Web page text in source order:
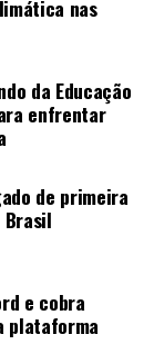
, o
para uma
e
mais
televisão
profissionais
aspectos mais
nas
da Educação
enfrentar
de primeira
Brasil
e cobra
plataforma